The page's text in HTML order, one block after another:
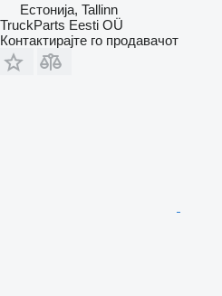
Естонија, Tallinn
TruckParts Eesti OÜ
Контактирајте го продавачот